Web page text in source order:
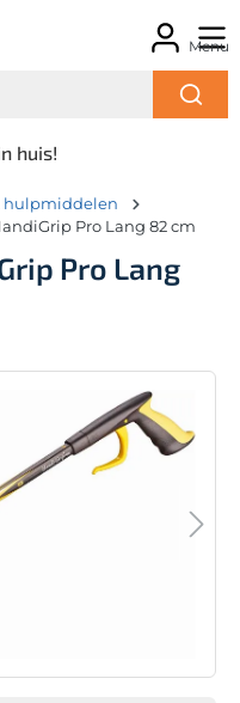
Menu
huis!
hulpmiddelen
Pro Lang 82 cm
Pro Lang